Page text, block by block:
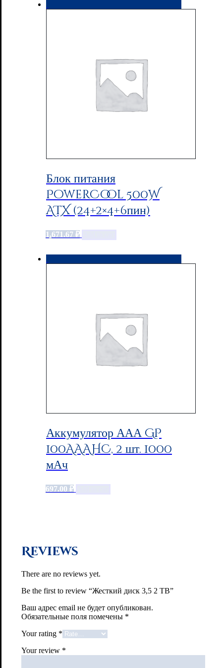
Блок питания
PowerCool 500W
ATX (24+2×4+6пин)
1,671.67 ₽
Аккумулятор ААА GP
100AAAHC, 2 шт. 1000
мАч
697.00 ₽
Reviews
There are no reviews yet.
Be the first to review “Жесткий диск 3,5 2 TB”
Ваш адрес email не будет опубликован.
Обязательные поля помечены *
Your rating *
Your review *